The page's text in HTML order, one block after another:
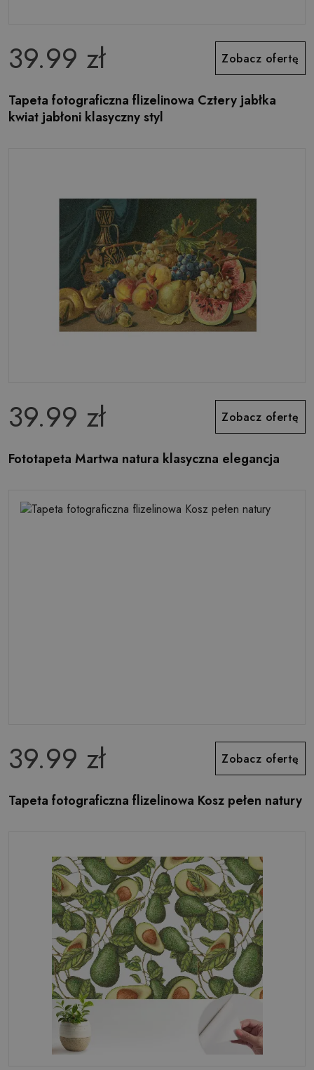
39.99 zł Zobacz ofertę
Tapeta fotograficzna flizelinowa Cztery jabłka
kwiat jabłoni klasyczny styl
39.99 zł Zobacz ofertę
Fototapeta Martwa natura klasyczna elegancja
39.99 zł Zobacz ofertę
Tapeta fotograficzna flizelinowa Kosz pełen natury